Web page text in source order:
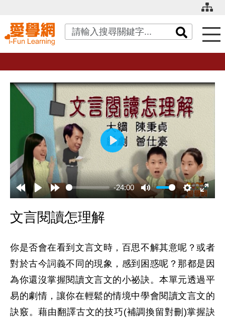
關鍵字搜尋
-24:00
播
放
文言閱讀怎理解
你是否會在看到文言文時，百思不解其意呢？或者
對於古今詞義不同的現象，感到困惑呢？那都是因
為你還沒掌握閱讀文言文的小祕訣。本單元透過平
易的劇情，讓你在輕鬆的情境中學會閱讀文言文的
訣竅。藉由翻譯古文的技巧(補調換留對刪)掌握訣